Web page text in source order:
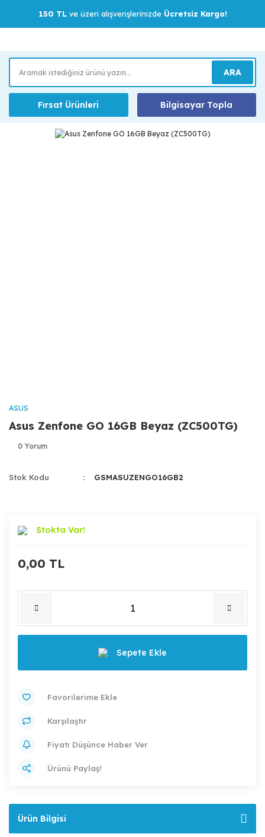
150 TLve üzeri alışverişlerinizde Ücretsiz Kargo!
ARA
Fırsat Ürünleri Bilgisayar Topla
ASUS
Asus Zenfone GO 16GB Beyaz (ZC500TG)
0 Yorum
Stok Kodu GSMASUZENGO16GB2
Stokta Var!
0,00 TL
Sepete Ekle
Karşılaştır
Fiyatı Düşünce Haber Ver
Ürünü Paylaş!
Ürün Bilgisi